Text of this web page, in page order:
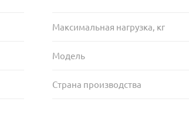
Максимальная нагрузка, кг
Модель
Страна производства